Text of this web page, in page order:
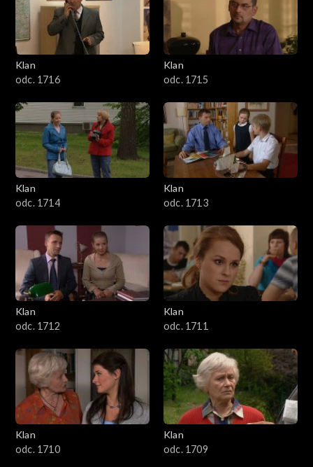
Klan
odc. 1716
Klan
odc. 1715
Klan
odc. 1714
Klan
odc. 1713
Klan
odc. 1712
Klan
odc. 1711
Klan
odc. 1710
Klan
odc. 1709